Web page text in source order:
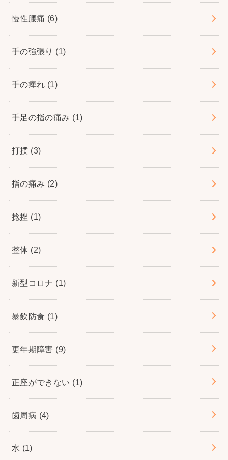
慢性腰痛 (6)
手の強張り (1)
手の痺れ (1)
手足の指の痛み (1)
打撲 (3)
指の痛み (2)
捻挫 (1)
整体 (2)
新型コロナ (1)
暴飲防食 (1)
更年期障害 (9)
正座ができない (1)
歯周病 (4)
水 (1)